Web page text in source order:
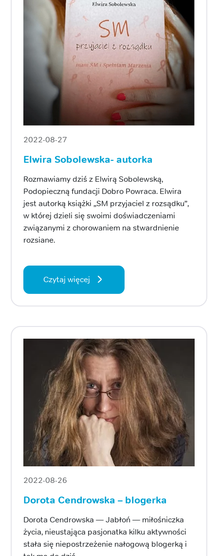
2022-08-27
Elwira Sobolewska- autorka
Rozmawiamy dziś z Elwirą Sobolewską,
Podopieczną fundacji Dobro Powraca. Elwira
jest autorką książki „SM przyjaciel z rozsądku”,
w której dzieli się swoimi doświadczeniami
związanymi z chorowaniem na stwardnienie
rozsiane.
Czytaj więcej
2022-08-26
Dorota Cendrowska – blogerka
Dorota Cendrowska — Jabłoń — miłośniczka
życia, nieustająca pasjonatka kilku aktywności
stała się niepostrzeżenie nałogową blogerką i